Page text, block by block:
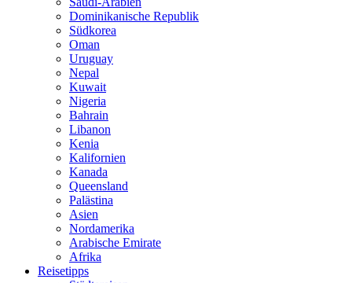
Dominikanische Republik
Südkorea
Oman
Uruguay
Nepal
Kuwait
Nigeria
Bahrain
Libanon
Kenia
Kalifornien
Kanada
Queensland
Palästina
Asien
Nordamerika
Arabische Emirate
Afrika
Reisetipps